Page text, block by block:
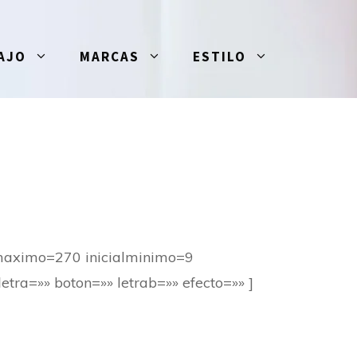
MARCAS ESTILO
inicialminimo=9
boton=»» letrab=»» efecto=»» ]